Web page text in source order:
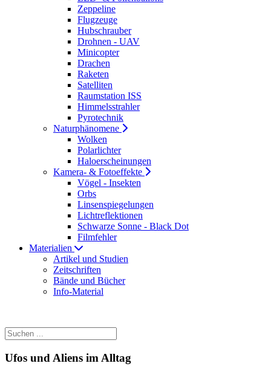
Zeppeline
Flugzeuge
Hubschrauber
Drohnen - UAV
Minicopter
Drachen
Raketen
Satelliten
Raumstation ISS
Himmelsstrahler
Pyrotechnik
Naturphänomene
Wolken
Polarlichter
Haloerscheinungen
Kamera- & Fotoeffekte
Vögel - Insekten
Orbs
Linsenspiegelungen
Lichtreflektionen
Schwarze Sonne - Black Dot
Filmfehler
Materialien
Artikel und Studien
Zeitschriften
Bände und Bücher
Info-Material
Ufos und Aliens im Alltag